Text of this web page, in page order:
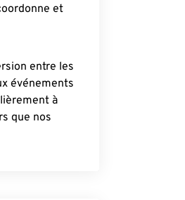
et
entre les
événements
à
que nos